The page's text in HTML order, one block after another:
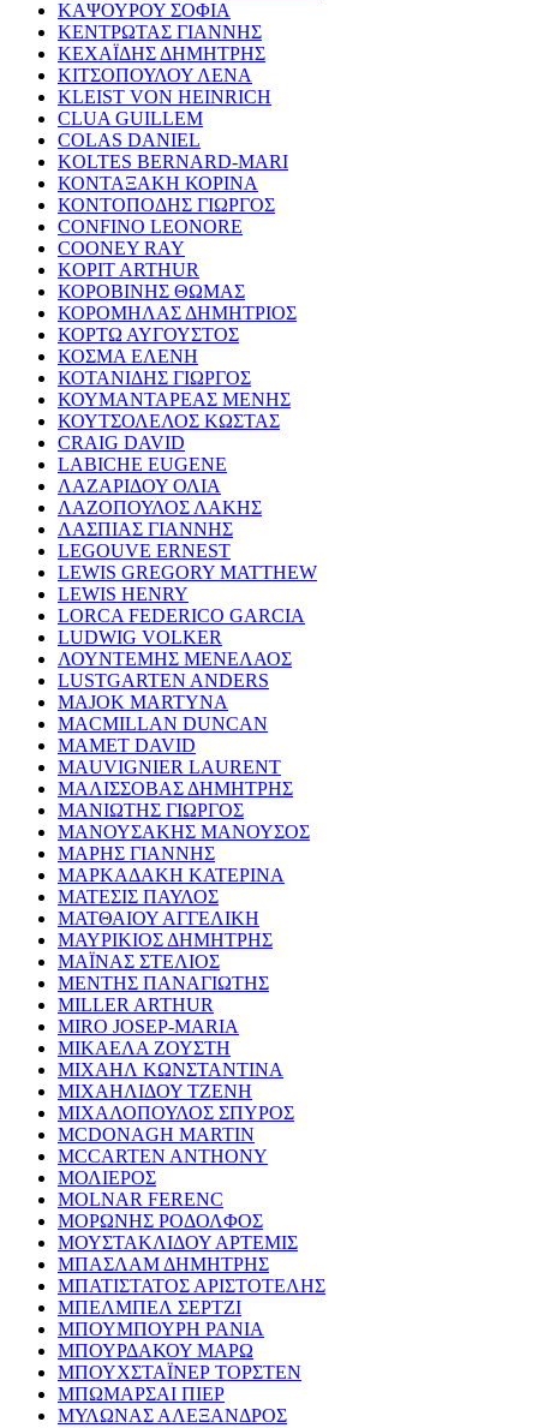
ΚΑΨΟΥΡΟΥ ΣΟΦΙΑ
ΚΕΝΤΡΩΤΑΣ ΓΙΑΝΝΗΣ
ΚΕΧΑΪΔΗΣ ΔΗΜΗΤΡΗΣ
ΚΙΤΣΟΠΟΥΛΟΥ ΛΕΝΑ
KLEIST VON HEINRICH
CLUA GUILLEM
COLAS DANIEL
KOLTES BERNARD-MARI
ΚΟΝΤΑΞΑΚΗ ΚΟΡΙΝΑ
ΚΟΝΤΟΠΟΔΗΣ ΓΙΩΡΓΟΣ
CONFINO LEONORE
COONEY RAY
KOPIT ARTHUR
ΚΟΡΟΒΙΝΗΣ ΘΩΜΑΣ
ΚΟΡΟΜΗΛΑΣ ΔΗΜΗΤΡΙΟΣ
ΚΟΡΤΩ ΑΥΓΟΥΣΤΟΣ
ΚΟΣΜΑ ΕΛΕΝΗ
ΚΟΤΑΝΙΔΗΣ ΓΙΩΡΓΟΣ
ΚΟΥΜΑΝΤΑΡΕΑΣ ΜΕΝΗΣ
ΚΟΥΤΣΟΛΕΛΟΣ ΚΩΣΤΑΣ
CRAIG DAVID
LABICHE EUGENE
ΛΑΖΑΡΙΔΟΥ ΟΛΙΑ
ΛΑΖΟΠΟΥΛΟΣ ΛΑΚΗΣ
ΛΑΣΠΙΑΣ ΓΙΑΝΝΗΣ
LEGOUVE ERNEST
LEWIS GREGORY MATTHEW
LEWIS HENRY
LORCA FEDERICO GARCIA
LUDWIG VOLKER
ΛΟΥΝΤΕΜΗΣ ΜΕΝΕΛΑΟΣ
LUSTGARTEN ANDERS
MAJOK MARTYNA
MACMILLAN DUNCAN
MAMET DAVID
MAUVIGNIER LAURENT
ΜΑΛΙΣΣΟΒΑΣ ΔΗΜΗΤΡΗΣ
ΜΑΝΙΩΤΗΣ ΓΙΩΡΓΟΣ
ΜΑΝΟΥΣΑΚΗΣ ΜΑΝΟΥΣΟΣ
ΜΑΡΗΣ ΓΙΑΝΝΗΣ
ΜΑΡΚΑΔΑΚΗ ΚΑΤΕΡΙΝΑ
ΜΑΤΕΣΙΣ ΠΑΥΛΟΣ
ΜΑΤΘΑΙΟΥ ΑΓΓΕΛΙΚΗ
ΜΑΥΡΙΚΙΟΣ ΔΗΜΗΤΡΗΣ
ΜΑΪΝΑΣ ΣΤΕΛΙΟΣ
ΜΕΝΤΗΣ ΠΑΝΑΓΙΩΤΗΣ
MILLER ARTHUR
MIRO JOSEP-MARIA
ΜΙΚΑΕΛΑ ΖΟΥΣΤΗ
ΜΙΧΑΗΛ ΚΩΝΣΤΑΝΤΙΝΑ
ΜΙΧΑΗΛΙΔΟΥ ΤΖΕΝΗ
ΜΙΧΑΛΟΠΟΥΛΟΣ ΣΠΥΡΟΣ
MCDONAGH MARTIN
MCCARTEN ANTHONY
ΜΟΛΙΕΡΟΣ
MOLNAR FERENC
ΜΟΡΩΝΗΣ ΡΟΔΟΛΦΟΣ
ΜΟΥΣΤΑΚΛΙΔΟΥ ΑΡΤΕΜΙΣ
ΜΠΑΣΛΑΜ ΔΗΜΗΤΡΗΣ
ΜΠΑΤΙΣΤΑΤΟΣ ΑΡΙΣΤΟΤΕΛΗΣ
ΜΠΕΛΜΠΕΛ ΣΕΡΤΖΙ
ΜΠΟΥΜΠΟΥΡΗ ΡΑΝΙΑ
ΜΠΟΥΡΔΑΚΟΥ ΜΑΡΩ
ΜΠΟΥΧΣΤΑΪΝΕΡ ΤΟΡΣΤΕΝ
ΜΠΩΜΑΡΣΑΙ ΠΙΕΡ
ΜΥΛΩΝΑΣ ΑΛΕΞΑΝΔΡΟΣ